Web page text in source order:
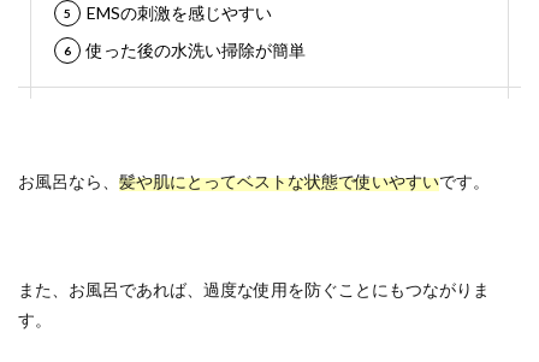
EMSの刺激を感じやすい
使った後の水洗い掃除が簡単
お風呂なら、 髪や肌にとってベストな状態で使いやすいです。
また、お風呂であれば、過度な使用を防ぐことにもつながりま
す。